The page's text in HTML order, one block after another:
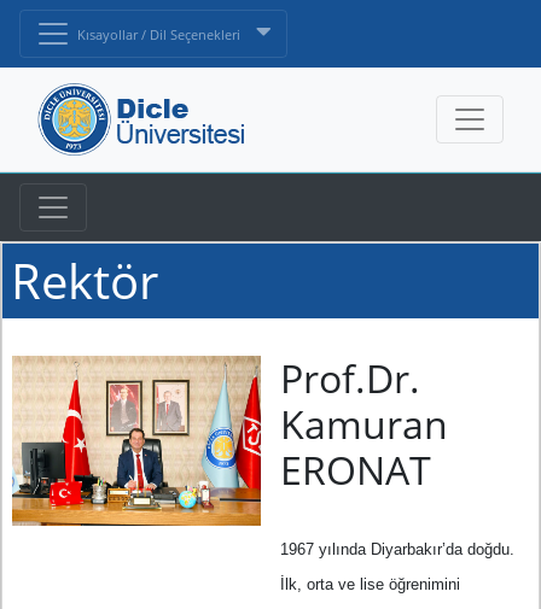
Kısayollar / Dil Seçenekleri
Rektör
Prof.Dr.
Kamuran
ERONAT
1967 yılında Diyarbakır’da doğdu.
İlk, orta ve lise öğrenimini